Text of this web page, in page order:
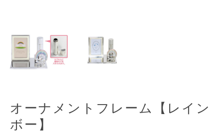
オーナメントフレーム【レイン
ボー】